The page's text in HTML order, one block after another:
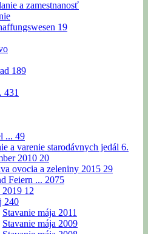
a zamestnanosť
19
189
431
... 49
a varenie starodávnych jedál 6.
2010 20
ovocia a zeleniny 2015 29
Feiern ... 2075
12
240
Stavanie mája 2011
Stavanie mája 2009